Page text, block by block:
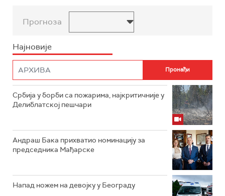
Прогноза
Најновије
Србија у борби са пожарима, најкритичније у
Делиблатској пешчари
Андраш Бака прихватио номинацију за
председника Мађарске
Напад ножем на девојку у Београду